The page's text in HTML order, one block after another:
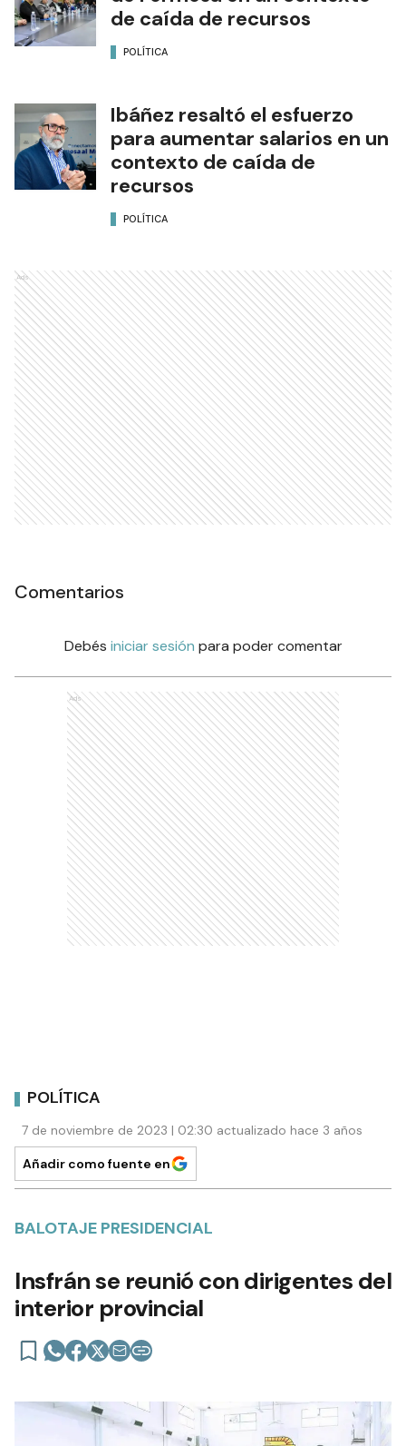
de caída de recursos
POLÍTICA
Ibáñez resaltó el esfuerzo
para aumentar salarios en un
contexto de caída de
recursos
POLÍTICA
Ads
Comentarios
Debés iniciar sesión para poder comentar
Ads
POLÍTICA
7 de noviembre de 2023 | 02:30 actualizado hace 3 años
Añadir como fuente en
BALOTAJE PRESIDENCIAL
Insfrán se reunió con dirigentes del
interior provincial